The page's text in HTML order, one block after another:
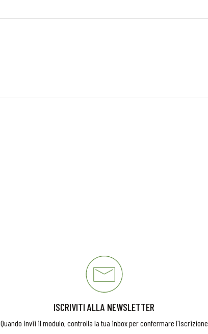
ISCRIVITI ALLA NEWSLETTER
Quando invii il modulo, controlla la tua inbox per confermare l'iscrizione